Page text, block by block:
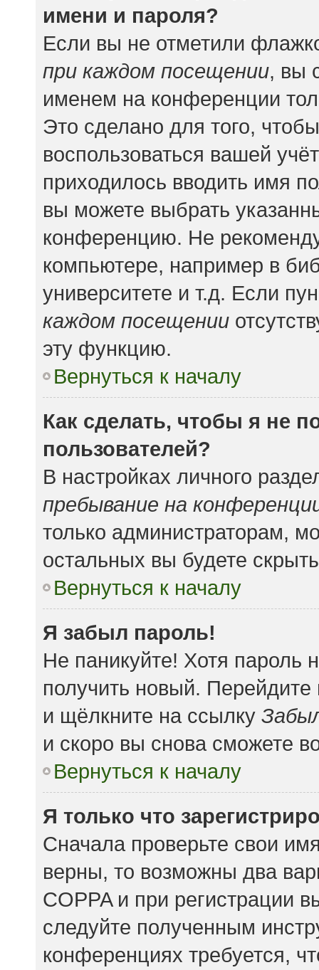
имени и пароля?
Если вы не отметили
при каждом посещении, вы
именем на конференции
Это сделано для того,
воспользоваться вашей
приходилось вводить имя
вы можете выбрать
конференцию. Не
компьютере, например в
университете и т.д. Если
каждом посещении
эту функцию.
Вернуться к началу
Как сделать, чтобы я не
пользователей?
В настройках личного
пребывание на
только администраторам,
остальных вы будете
Вернуться к началу
Я забыл пароль!
Не паникуйте! Хотя пароль
получить новый.
и щёлкните на ссылку
и скоро вы снова сможете
Вернуться к началу
Я только что
Сначала проверьте свои
верны, то возможны два
COPPA и при регистрации
следуйте полученным
конференциях требуется,